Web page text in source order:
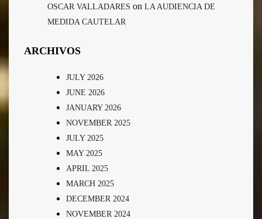
OSCAR VALLADARES on LA AUDIENCIA DE
MEDIDA CAUTELAR
ARCHIVOS
JULY 2026
JUNE 2026
JANUARY 2026
NOVEMBER 2025
JULY 2025
MAY 2025
APRIL 2025
MARCH 2025
DECEMBER 2024
NOVEMBER 2024